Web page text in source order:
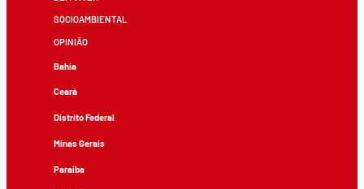
SOCIOAMBIENTAL
OPINIÃO
Bahia
Ceará
Distrito Federal
Minas Gerais
Paraíba